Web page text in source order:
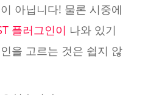
아닙니다! 물론 시중에
플러그인이 나와 있기
을 고르는 것은 쉽지 않